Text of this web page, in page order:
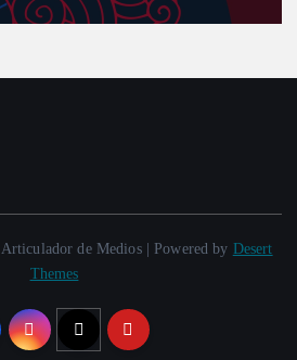
de Medios | Powered by Desert
Themes